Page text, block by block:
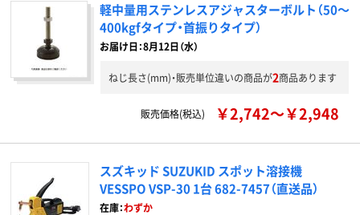
軽中量用ステンレスアジャスターボルト（50～
400kgfタイプ・首振りタイプ）
お届け日：8月12日（水）
ねじ長さ(mm)・販売単位違いの商品が2商品あります
販売価格(税込) ￥2,742～￥2,948
スズキッド SUZUKID スポット溶接機
VESSPO VSP-30 1台 682-7457（直送品）
在庫：わずか